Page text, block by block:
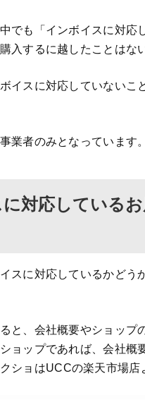
でも「インボイスに対応
入するに越したことはな
イスに対応していないこ
業者のみとなっています。
対応している
スに対応しているかどう
と、会社概要やショップ
ョップであれば、会社概
ショはUCCの楽天市場店